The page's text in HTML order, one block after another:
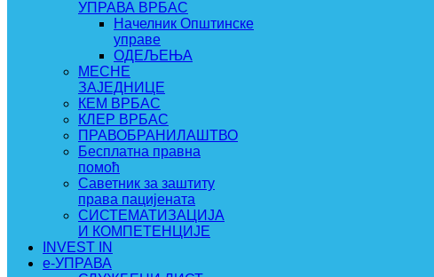
УПРАВА ВРБАС
Начелник Општинске
управе
ОДЕЉЕЊА
МЕСНЕ
ЗАЈЕДНИЦЕ
КЕМ ВРБАС
КЛЕР ВРБАС
ПРАВОБРАНИЛАШТВО
Бесплатна правна
помоћ
Саветник за заштиту
права пацијената
СИСТЕМАТИЗАЦИЈА
И КОМПЕТЕНЦИЈЕ
INVEST IN
e-УПРАВА